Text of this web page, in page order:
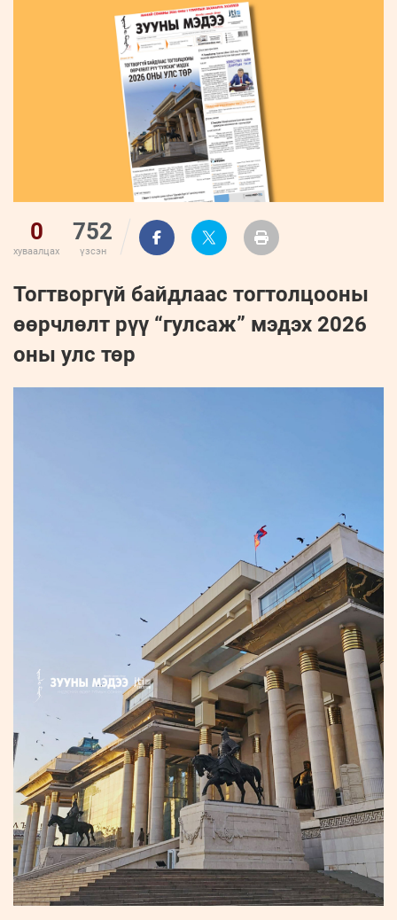
Бүртгүүлэх
Нэвтрэх
Бизнес
хөгжил
Leaderships
forum
ФОТО
УРЛАГ
ҮНДЭСНИЙ
МЭДЭЭЛЛИЙН
ТӨВ
0
хуваалцах
752
үзсэн
Тогтворгүй байдлаас тогтолцооны
өөрчлөлт рүү “гулсаж” мэдэх 2026
оны улс төр